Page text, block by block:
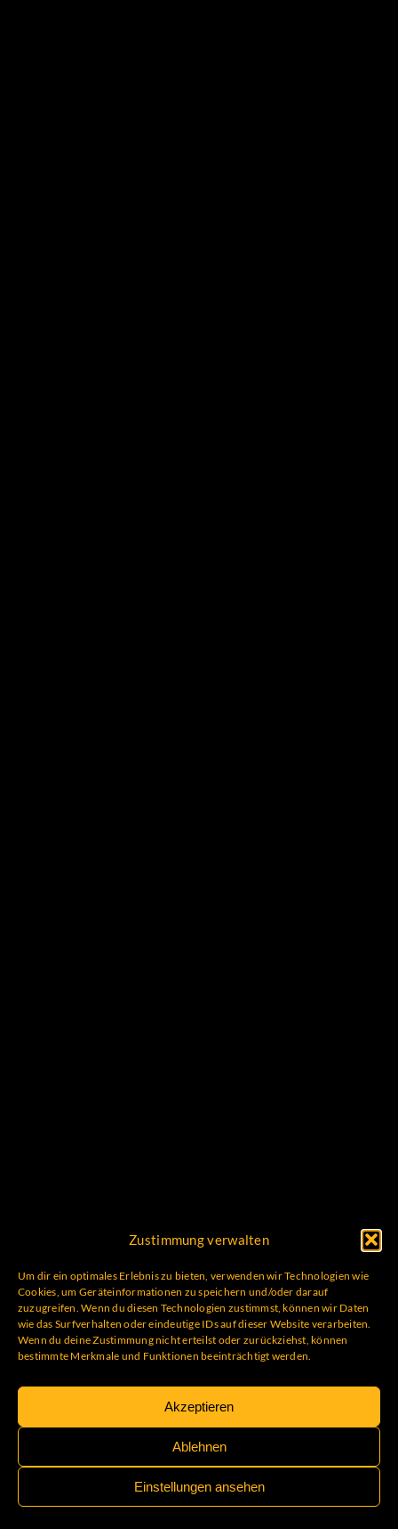
Zustimmung verwalten
Um dir ein optimales Erlebnis zu bieten, verwenden wir Technologien wie
Cookies, um Geräteinformationen zu speichern und/oder darauf
zuzugreifen. Wenn du diesen Technologien zustimmst, können wir Daten
wie das Surfverhalten oder eindeutige IDs auf dieser Website verarbeiten.
Wenn du deine Zustimmung nicht erteilst oder zurückziehst, können
bestimmte Merkmale und Funktionen beeinträchtigt werden.
Akzeptieren
Ablehnen
Einstellungen ansehen